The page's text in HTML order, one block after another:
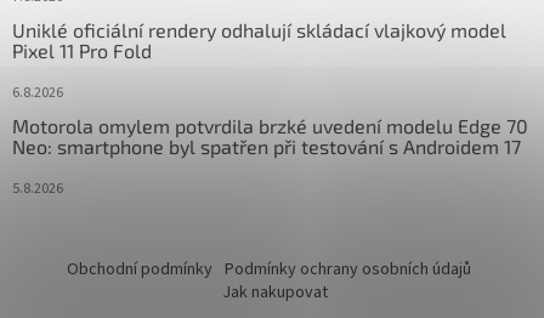
Uniklé oficiální rendery odhalují skládací vlajkový model
Pixel 11 Pro Fold
6.8.2026
Motorola omylem potvrdila brzké uvedení modelu Edge 70
Neo: smartphone byl spatřen při testování s Androidem 17
5.8.2026
Obchodní podmínky Podmínky ochrany osobních údajů
Jak nakupovat